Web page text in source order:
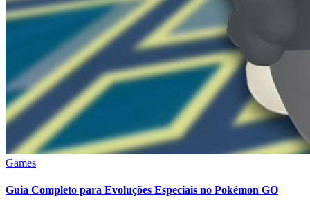
Games
Guia Completo para Evoluções Especiais no Pokémon GO